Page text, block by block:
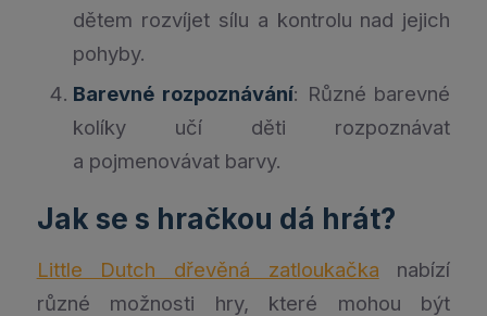
dětem rozvíjet sílu a kontrolu nad jejich
pohyby.
Barevné rozpoznávání: Různé barevné
kolíky učí děti rozpoznávat
a pojmenovávat barvy.
Jak se s hračkou dá hrát?
Little Dutch dřevěná zatloukačka nabízí
různé možnosti hry, které mohou být